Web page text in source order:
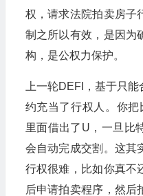
权，请求法院拍卖房子
制之所以有效，是因为
构，是公权力保护。
上一轮DEFI，基于只
约充当了行权人。你把
里面借出了U，一旦比
会自动完成交割。这其
行权很难，比如你真不
后申请拍卖程序，然后